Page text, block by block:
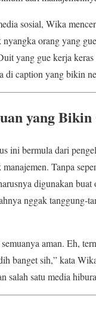
sosial, Wika
orang yang
yang gue kerja
di caption yang bikin
yang
ini bermula dari
Tanpa
digunakan buat
nggak tanggung-
aman. Eh,
banget sih,” kata
salah satu media